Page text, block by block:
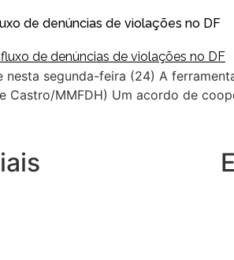
de denúncias de violações no DF
segunda-feira (24) A
MMFDH) Um acordo de